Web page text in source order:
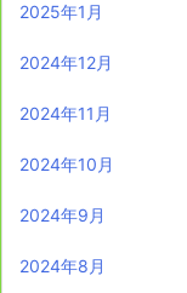
2025年1月
2024年12月
2024年11月
2024年10月
2024年9月
2024年8月